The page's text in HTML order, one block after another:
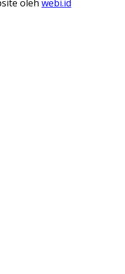
oleh webi.id